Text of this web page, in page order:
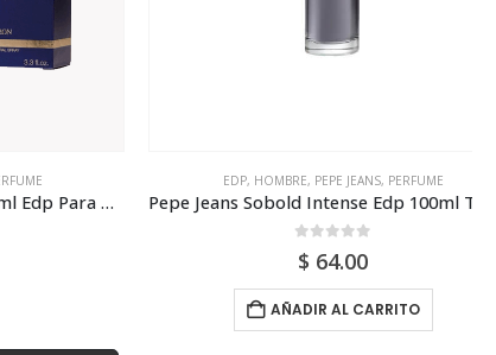
Boucheron Pour Homme 100ml Edp Para Hombre
HOMBRE,PEPE JEANS, PERFUME
Pepe Jeans Sobold Intense Edp 100ml Tester Para Hombre
64.00
AÑADIR AL CARRITO